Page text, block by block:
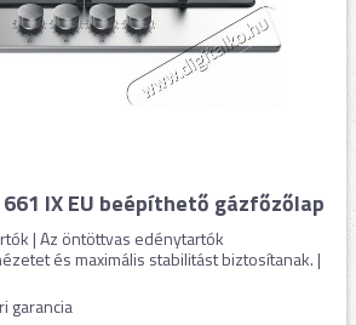
IX EU beépíthető gázfőzőlap
| Az öntöttvas edénytartók
és maximális stabilitást biztosítanak. |
garancia